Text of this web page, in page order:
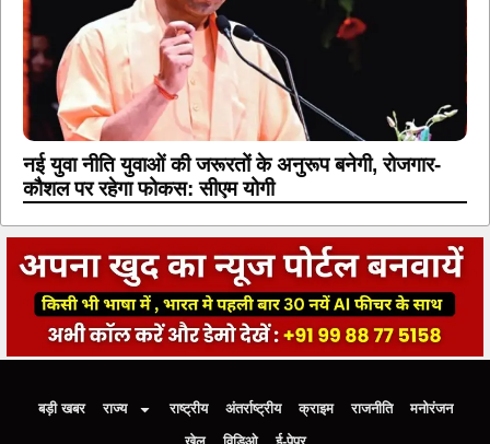
नई युवा नीति युवाओं की जरूरतों के अनुरूप बनेगी, रोजगार-
कौशल पर रहेगा फोकस: सीएम योगी
बड़ी खबर राज्य राष्ट्रीय अंतर्राष्ट्रीय क्राइम राजनीति
मनोरंजन